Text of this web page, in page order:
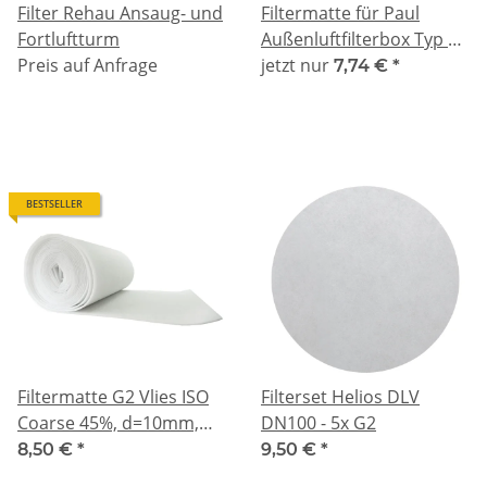
Filter Rehau Ansaug- und
Fortluftturm
Preis auf Anfrage
Filtermatte für Paul
Außenluftfilterbox Typ E -
G2 kompatibel
jetzt nur 7,74 € *
BESTSELLER
Filtermatte G2 Vlies ISO
Coarse 45%, d=10mm,
1m²
8,50 € *
Filterset Helios DLV
DN100 - 5x G2
9,50 € *